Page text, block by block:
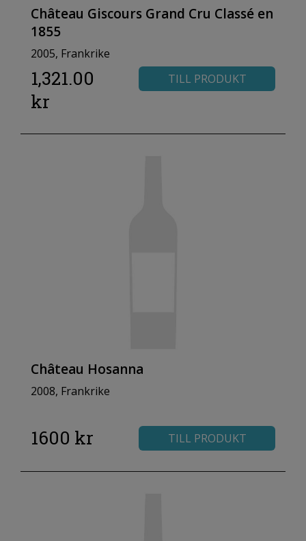
Château Giscours Grand Cru Classé en
1855
2005, Frankrike
1,321.00
kr
TILL PRODUKT
Château Hosanna
2008, Frankrike
1600 kr TILL PRODUKT